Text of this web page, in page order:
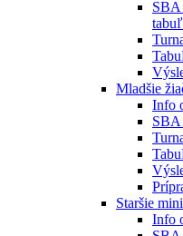
Mladšie
Info
SBA
Staršie
Info